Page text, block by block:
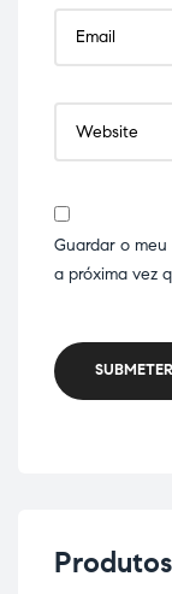
Guardar o
a próxima vez